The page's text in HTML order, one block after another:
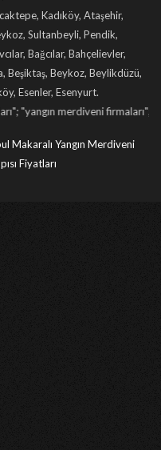
Kadıköy, Ataşehir,
Sultanbeyli, Pendik,
Bağcılar, Bahçelievler,
Beşiktaş, Beykoz, Beylikdüzü,
Esenler, Esenyurt.
firmaları"; "yangın
Makaralı Yangın Merdiveni
Fiyatları